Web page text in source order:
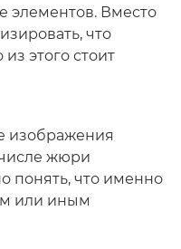
элементов. Вместо
что
этого стоит
изображения
жюри
понять, что именно
или иным